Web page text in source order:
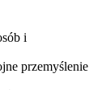
i
przemyślenie